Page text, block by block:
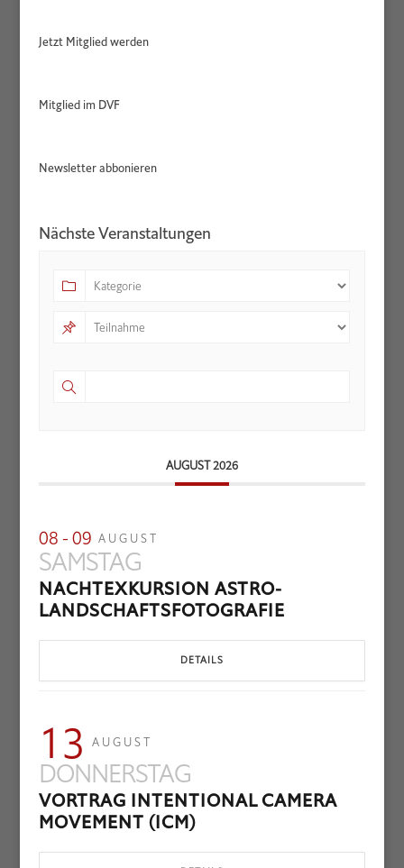
Jetzt Mitglied werden
Mitglied im DVF
Newsletter abbonieren
Nächste Veranstaltungen
AUGUST 2026
08 - 09 AUGUST
SAMSTAG
NACHTEXKURSION ASTRO-
LANDSCHAFTSFOTOGRAFIE
DETAILS
13 AUGUST
DONNERSTAG
VORTRAG INTENTIONAL CAMERA
MOVEMENT (ICM)